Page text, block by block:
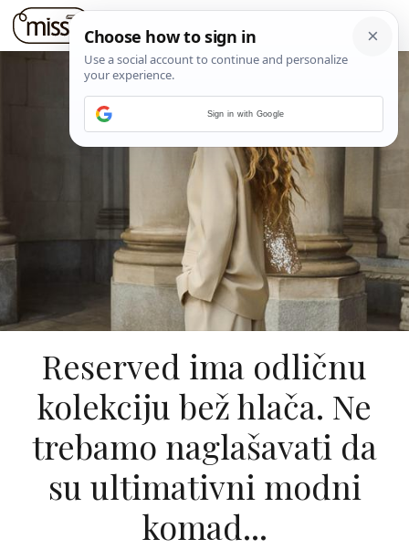
Reserved ima odličnu
kolekciju bež hlača. Ne
trebamo naglašavati da
su ultimativni modni
komad...
Sign in with Google